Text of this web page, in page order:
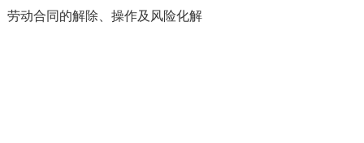
劳动合同的解除、操作及风险化解